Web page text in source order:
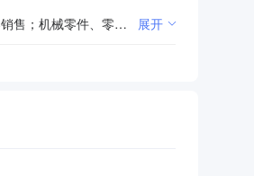
一般经营项目：人工智能硬件销售；工业机器人制造；工业机器人销售；智能机器人的研发；智能无人飞行器制造；智能无人飞行器销售；机械零件、零部件加工；机械零件、零部件销售；网络设备制造；网络设备销售；通信设备制造；通信设备销售；机械设备研发；机械设备销售；专用设备制造（不含许可类专业设备制造）；光学仪器制造；光学仪器销售；仪器仪表制造；仪器仪表销售；电子元器件零售；电子元器件制造；光纤制造；光纤销售；工业自动控制系统装置制造；工业自动控制系统装置销售；智能控制系统集成；信息系统集成服务；技术服务、技术开发、技术咨询、技术交流、技术转让、技术推广；国内贸易代理；货物进出口；技术进出口。（除依法须经批准的项目外，凭营业执照依法自主开展经营活动）许可经营项目：无。 展开